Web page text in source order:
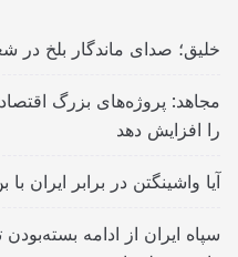
خلیق؛ صدای ماندگار بلخ در
مجاهد: پروژه‌های بزرگ
را افزایش دهد
آیا واشینگتن در برابر
سپاه ایران از ادامه